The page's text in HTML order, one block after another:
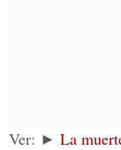
Ver: ► La